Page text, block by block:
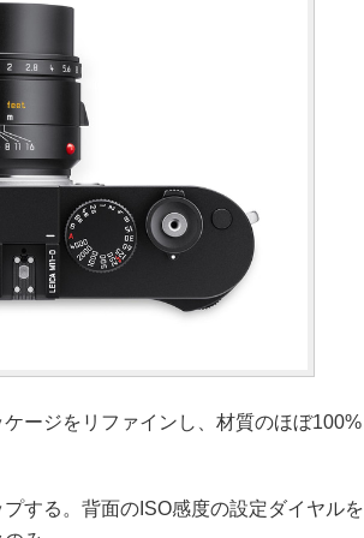
ージをリファインし、材質のほぼ100%
する。背面のISO感度の設定ダイヤルを